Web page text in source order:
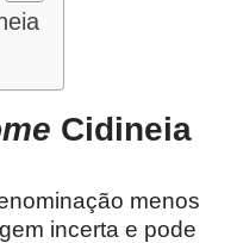
Cidineia
menos
incerta e pode